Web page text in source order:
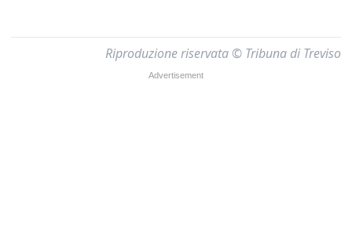
Riproduzione riservata © Tribuna di Treviso